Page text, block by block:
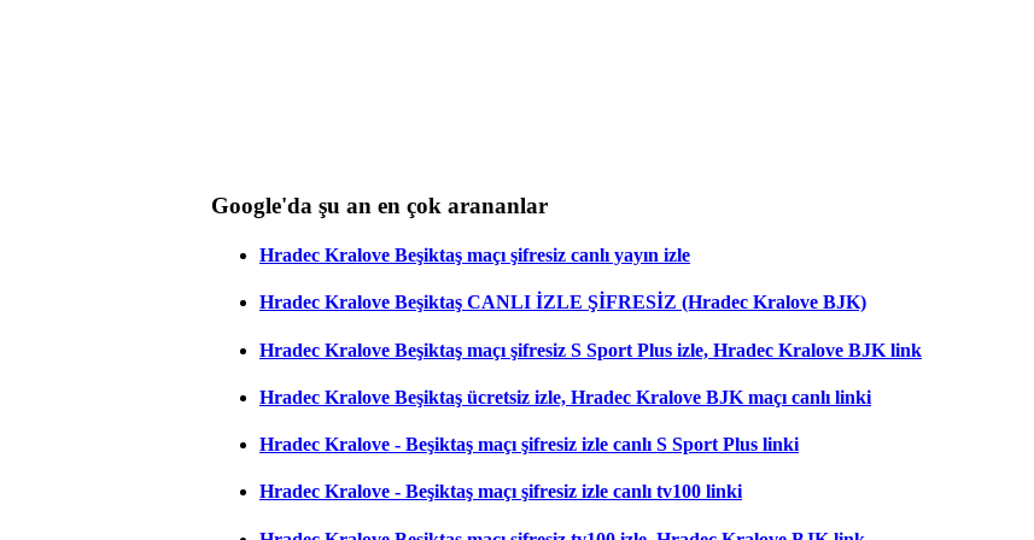
Google'da şu an en çok arananlar
Hradec Kralove Beşiktaş maçı şifresiz canlı yayın izle
Hradec Kralove Beşiktaş CANLI İZLE ŞİFRESİZ (Hradec Kralove BJK)
Hradec Kralove Beşiktaş maçı şifresiz S Sport Plus izle, Hradec Kralove BJK link
Hradec Kralove Beşiktaş ücretsiz izle, Hradec Kralove BJK maçı canlı linki
Hradec Kralove - Beşiktaş maçı şifresiz izle canlı S Sport Plus linki
Hradec Kralove - Beşiktaş maçı şifresiz izle canlı tv100 linki